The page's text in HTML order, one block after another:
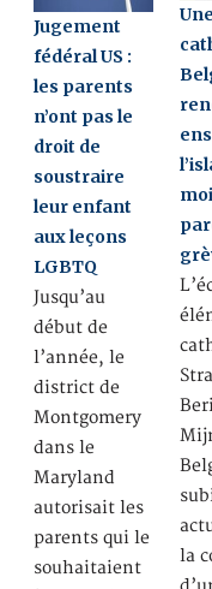
Jugement
fédéral US :
les parents
n’ont pas le
droit de
soustraire
leur enfant
aux leçons
LGBTQ
Jusqu’au
début de
l’année, le
district de
Montgomery
dans le
Maryland
autorisait les
parents qui le
souhaitaient
la